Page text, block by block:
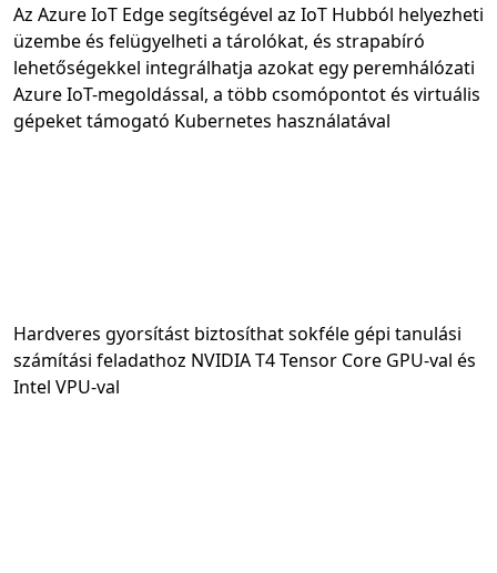
Az Azure IoT Edge segítségével az IoT Hubból helyezheti
üzembe és felügyelheti a tárolókat, és strapabíró
lehetőségekkel integrálhatja azokat egy peremhálózati
Azure IoT-megoldással, a több csomópontot és virtuális
gépeket támogató Kubernetes használatával
Hardveres gyorsítást biztosíthat sokféle gépi tanulási
számítási feladathoz NVIDIA T4 Tensor Core GPU-val és
Intel VPU-val